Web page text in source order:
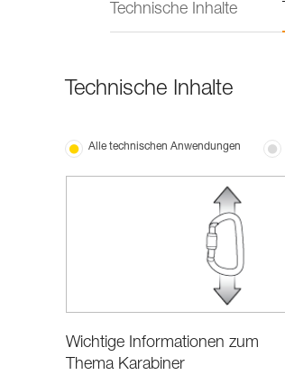
Technische Inhalte
Technische Inhalte
Alle technischen Anwendungen
Wichtige Informationen zum
Thema Karabiner